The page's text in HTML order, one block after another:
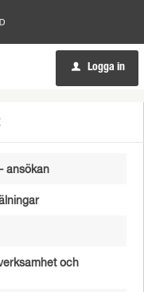
u Logga in
ansökan
och